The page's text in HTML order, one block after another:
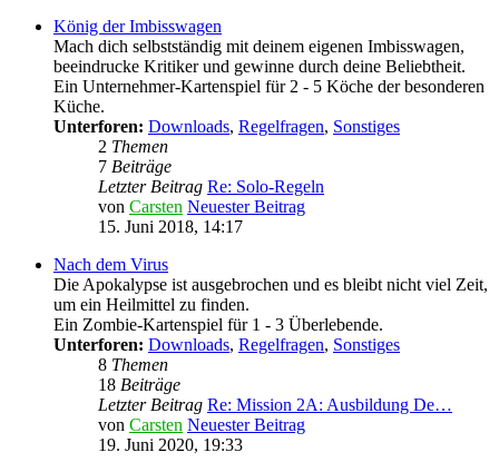
König der Imbisswagen
Mach dich selbstständig mit deinem eigenen Imbisswagen,
beeindrucke Kritiker und gewinne durch deine Beliebtheit.
Ein Unternehmer-Kartenspiel für 2 - 5 Köche der besonderen
Küche.
Unterforen: Downloads, Regelfragen, Sonstiges
2 Themen
7 Beiträge
Letzter Beitrag Re: Solo-Regeln
von Carsten Neuester Beitrag
15. Juni 2018, 14:17
Nach dem Virus
Die Apokalypse ist ausgebrochen und es bleibt nicht viel Zeit,
um ein Heilmittel zu finden.
Ein Zombie-Kartenspiel für 1 - 3 Überlebende.
Unterforen: Downloads, Regelfragen, Sonstiges
8 Themen
18 Beiträge
Letzter Beitrag Re: Mission 2A: Ausbildung De…
von Carsten Neuester Beitrag
19. Juni 2020, 19:33